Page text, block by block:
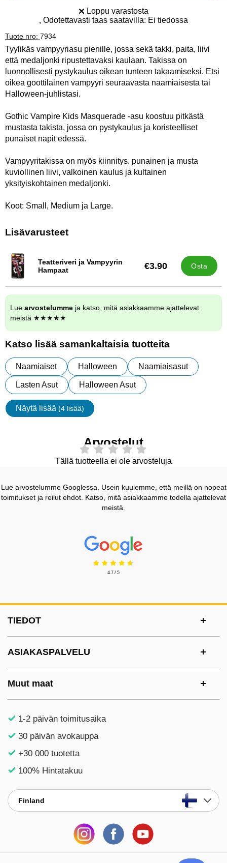
Saatavuus:
Loppu varastosta
, Odotettavasti taas saatavilla: Ei tiedossa
Tuote nro: 7934
Tyylikäs vampyyriasu pienille, jossa sekä takki, paita, liivi
että medaljonki ripustettavaksi kaulaan. Takissa on
luonnollisesti pystykaulus oikean tunteen takaamiseksi. Etsi
oikea goottilainen vampyyri seuraavasta naamiaisesta tai
Halloween-juhlistasi.
Gothic Vampire Kids Masquerade -asu koostuu pitkästä
mustasta takista, jossa on pystykaulus ja koristeelliset
punaiset napit edessä.
Vampyyritakissa on myös kiinnitys. punainen ja musta
kuviollinen liivi, valkoinen kaulus ja kultainen
yksityiskohtainen medaljonki.
Koot: Small, Medium ja Large.
Lisävarusteet
Teatteriveri ja Vampyyrin
Hampaat
Tuote.nro 11656 €3.90 Osta
Lue arvostelumme ja katso, mitä asiakkaamme ajattelevat
meistä ★★★★★
Katso lisää samankaltaisia tuotteita
Naamiaiset Halloween Naamiaisasut
Lasten Asut Halloween Asut
Näytä lisää (4 lisää)
ominaisuudet
Arvostelut
Tällä tuotteella ei ole arvosteluja
Lue arvostelumme Googlessa. Usein kuulemme, että meillä on nopeat
toimitukset ja reilut ehdot. Katso, mitä asiakkaamme todella ajattelevat
meistä.
Prisjakt Arvostelu: 4.7 Tähdet
4.7 / 5
TIEDOT
ASIAKASPALVELU
Muut maat
1-2 päivän toimitusaika
30 päivän avokauppa
+30 000 tuotetta
100% Hintatakuu
Finland